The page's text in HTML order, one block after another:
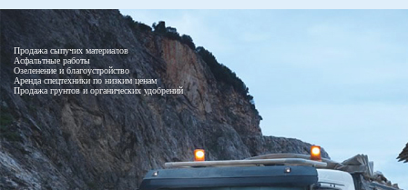
Продажа сыпучих материалов
Асфальтные работы
Озеленение и благоустройство
Аренда спецтехники по низким ценам
Продажа грунтов и органических удобрений